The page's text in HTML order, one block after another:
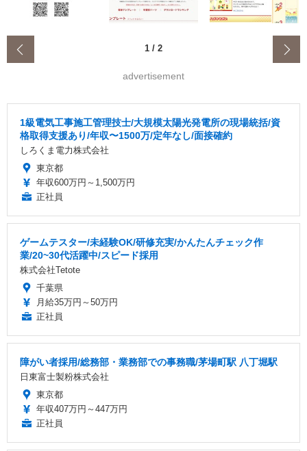
1 / 2
advertisement
1級電気工事施工管理技士/大規模太陽光発電所の現場統括/資
格取得支援あり/年収〜1500万/定年なし/面接確約
しろくま電力株式会社
東京都
年収600万円～1,500万円
正社員
ゲームテスター/未経験OK/研修充実/かんたんチェック作
業/20~30代活躍中/スピード採用
株式会社Tetote
千葉県
月給35万円～50万円
正社員
障がい者採用/総務部・業務部での事務職/茅場町駅 八丁堀駅
日東富士製粉株式会社
東京都
年収407万円～447万円
正社員